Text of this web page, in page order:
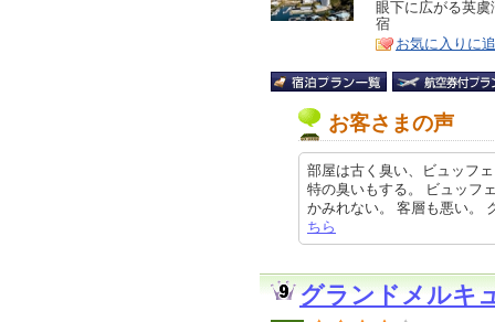
リ
ア
特
徴
眼下に広がる英
宿
お気に入りに
お客さまの声
部屋は古く臭い、ビュッフ
特の臭いもする。 ビュッフ
かみれない。 客層も悪い
ちら
グランドメルキ